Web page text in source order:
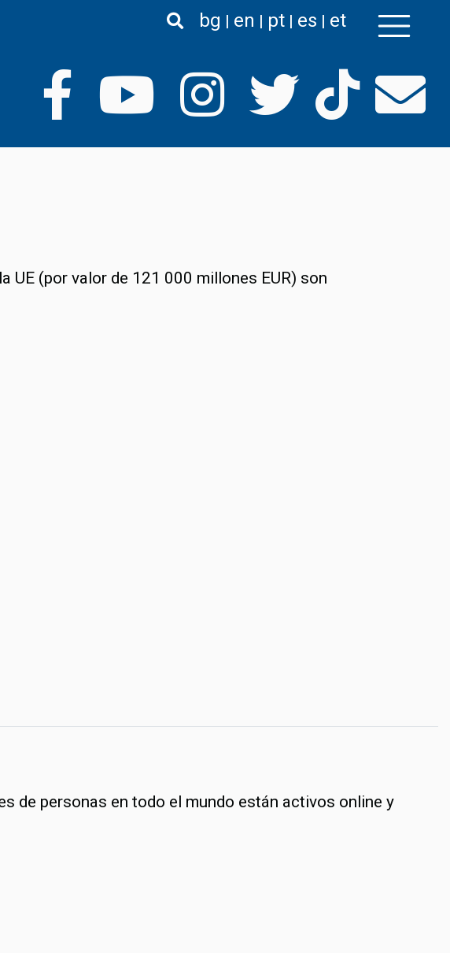
bg en pt es et
UE (por valor de 121 000 millones EUR) son
de personas en todo el mundo están activos online y